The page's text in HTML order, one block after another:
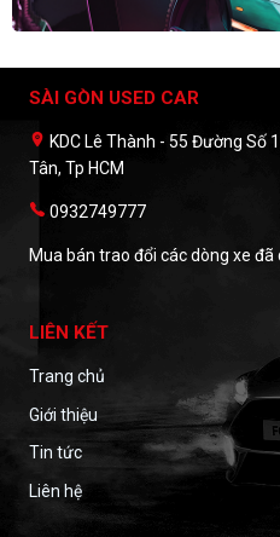
SÀI GÒN USED CAR
KDC Lê Thành - 55 Đường Số
Tân, Tp HCM
0932749777
Mua bán trao đổi các dòng xe đã
LIÊN KẾT
Trang chủ
Giới thiệu
Tin tức
Liên hệ